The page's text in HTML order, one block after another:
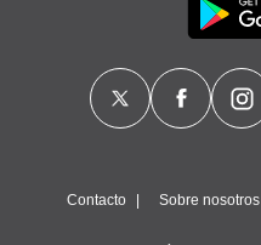
Contacto Sobre nosotros